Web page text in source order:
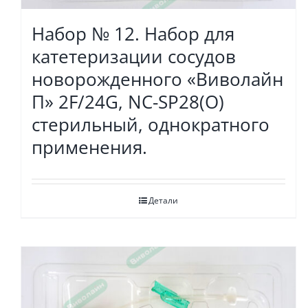
Набор № 12. Набор для
катетеризации сосудов
новорожденного «Виволайн
П» 2F/24G, NC-SP28(O)
стерильный, однократного
применения.
Детали